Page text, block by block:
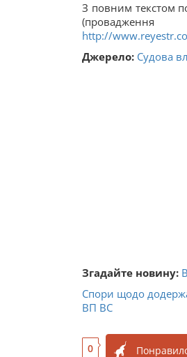
З повним текстом
http://
Джерело: Судова
Згадайте новину:
Спори щодо
ВП ВС
0